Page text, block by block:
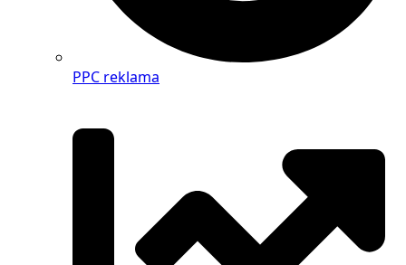
PPC reklama